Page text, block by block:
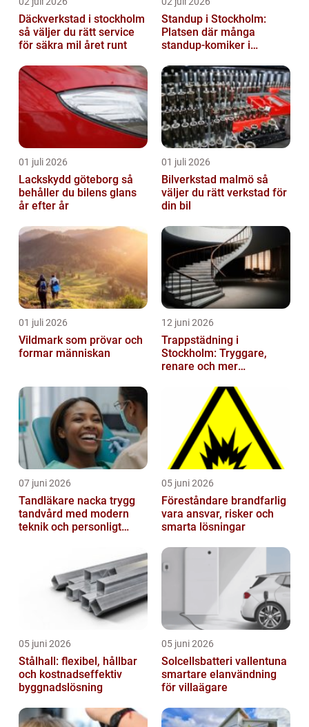
Däckverkstad i stockholm
så väljer du rätt service
för säkra mil året runt
Standup i Stockholm:
Platsen där många
standup-komiker i
01 juli 2026
Lackskydd göteborg så
behåller du bilens glans
år efter år
01 juli 2026
Bilverkstad malmö så
väljer du rätt verkstad för
din bil
01 juli 2026
Vildmark som prövar och
formar människan
12 juni 2026
Trappstädning i
Stockholm: Tryggare,
renare och mer
07 juni 2026
Tandläkare nacka trygg
tandvård med modern
teknik och personligt
05 juni 2026
Föreståndare brandfarlig
vara ansvar, risker och
smarta lösningar
05 juni 2026
Stålhall: flexibel, hållbar
och kostnadseffektiv
byggnadslösning
05 juni 2026
Solcellsbatteri vallentuna
smartare elanvändning
för villaägare